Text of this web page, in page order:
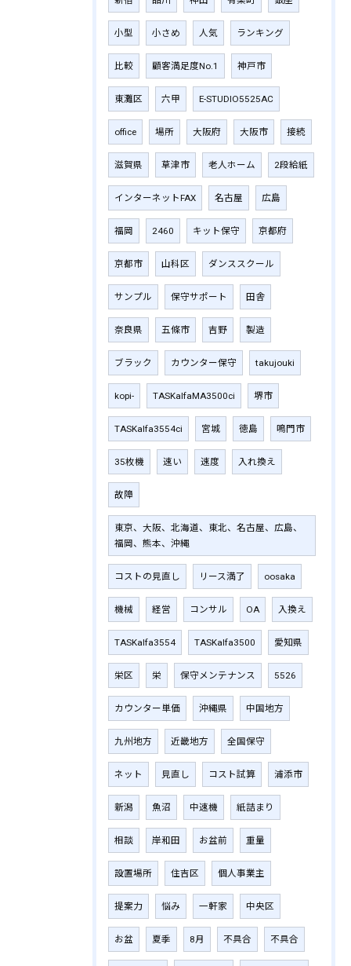
小型 小さめ 人気 ランキング
比較 顧客満足度No.1 神戸市
東灘区 六甲 E-STUDIO5525AC
office 場所 大阪府 大阪市 接続
滋賀県 草津市 老人ホーム 2段給紙
インターネットFAX 名古屋 広島
福岡 2460 キット保守 京都府
京都市 山科区 ダンススクール
サンプル 保守サポート 田舎
奈良県 五條市 吉野 製造
ブラック カウンター保守 takujouki
kopi- TASKalfaMA3500ci 堺市
TASKalfa3554ci 宮城 徳島 鳴門市
35枚機 速い 速度 入れ換え
故障
東京、大阪、北海道、東北、名古屋、広島、
福岡、熊本、沖縄
コストの見直し リース満了 oosaka
機械 経営 コンサル OA 入換え
TASKalfa3554 TASKalfa3500 愛知県
栄区 栄 保守メンテナンス 5526
カウンター単価 沖縄県 中国地方
九州地方 近畿地方 全国保守
ネット 見直し コスト試算 浦添市
新潟 魚沼 中速機 紙詰まり
相談 岸和田 お盆前 重量
設置場所 住吉区 個人事業主
提案力 悩み 一軒家 中央区
お盆 夏季 8月 不具合 不具合